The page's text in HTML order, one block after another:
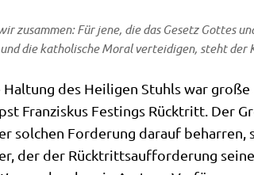
zusam­men: Für jene, die das Gesetz Got­tes
die katho­li­sche Moral ver­tei­di­gen, steht der
Hal­tung des Hei­li­gen Stuhls war
Fran­zis­kus Fest­ings Rück­tritt. Der
sol­chen For­de­rung dar­auf behar­ren,
der der Rück­tritts­auf­for­de­rung